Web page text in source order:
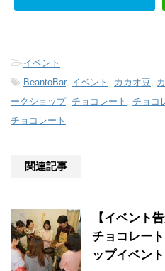
-イベント
-BeantoBar, イベント カカオ豆
ークショップ, チョコレート チョコ
チョコレート
関連記事
【イベント
チョコレー
ップイベン